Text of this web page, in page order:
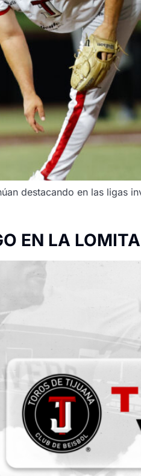
destacando en las ligas
EN LA LOMITA